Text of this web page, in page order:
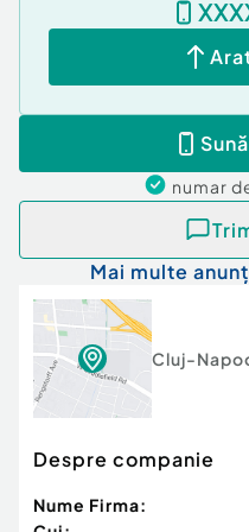
numar
Mai multe
Cluj-
Despre companie
Nume Firma: